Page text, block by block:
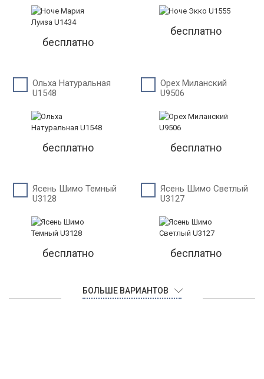
бесплатно
бесплатно
Ольха Натуральная
U1548
бесплатно
Орех Миланский
U9506
бесплатно
Ясень Шимо Темный
U3128
бесплатно
Ясень Шимо Светлый
U3127
бесплатно
БОЛЬШЕ ВАРИАНТОВ